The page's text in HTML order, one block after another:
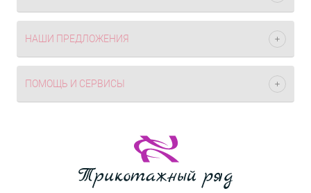
НАШИ ПРЕДЛОЖЕНИЯ
ПОМОЩЬ И СЕРВИСЫ